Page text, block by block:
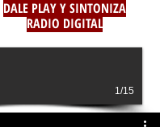
DALE PLAY Y SINTONIZA
RADIO DIGITAL
1/15